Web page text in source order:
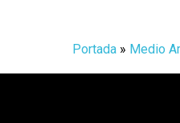
Portada » Medio